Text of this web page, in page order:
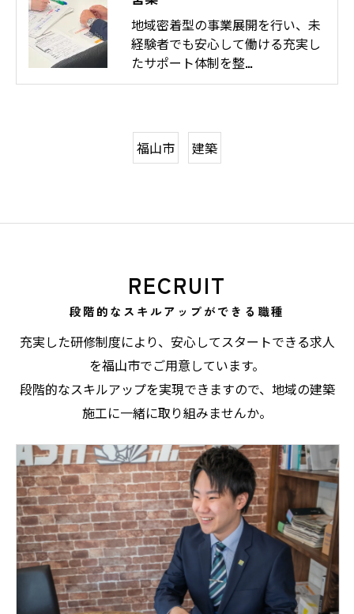
地域密着型の事業展開を行い、未
経験者でも安心して働ける充実し
たサポート体制を整…
福山市 建築
段階的なスキルアップができる職種
RECRUIT
充実した研修制度により、安心してスタートできる求人
を福山市でご用意しています。
段階的なスキルアップを実現できますので、地域の建築
施工に一緒に取り組みませんか。